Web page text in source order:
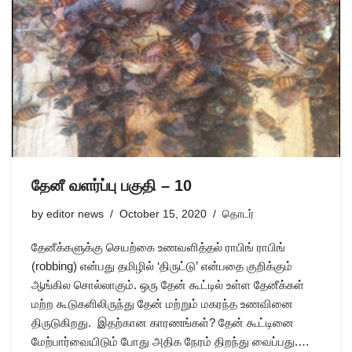
தேனீ வளர்ப்பு பகுதி – 10
by editor news October 15, 2020 தொடர்
தேனீக்களுக்கு செயற்கை உணவளித்தல் ராபிங் ராபிங்
(robbing) என்பது தமிழில் ‘திருட்டு’ என்பதை குறிக்கும்
ஆங்கில சொல்லாகும். ஒரு தேன் கூட்டில் உள்ள தேனீக்கள்
மற்ற கூடுகளிலிருந்து தேன் மற்றும் மகரந்த உணவினை
திருடுகிறது. இதற்கான காரணங்கள்? தேன் கூட்டினை
மேற்பார்வையிடும் போது அதிக நேரம் திறந்து வைப்பது.…